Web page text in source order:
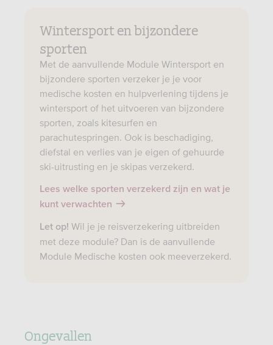
Wintersport en bijzondere
sporten
Met de aanvullende Module Wintersport en
bijzondere sporten verzeker je je voor
medische kosten en hulpverlening tijdens je
wintersport of het uitvoeren van bijzondere
sporten, zoals kitesurfen en
parachutespringen. Ook is beschadiging,
diefstal en verlies van je eigen of gehuurde
ski-uitrusting en je skipas verzekerd.
Lees welke sporten verzekerd zijn en wat je
kunt verwachten
Let op! Wil je je reisverzekering uitbreiden
met deze module? Dan is de aanvullende
Module Medische kosten ook meeverzekerd.
Ongevallen